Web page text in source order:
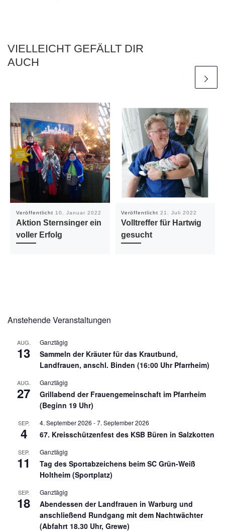
VIELLEICHT GEFÄLLT DIR
AUCH
Veröffentlicht 10. Januar 2022
Aktion Sternsinger ein
voller Erfolg
Veröffentlicht 21. Juli 2022
Volltreffer für Hartwig
gesucht
Anstehende Veranstaltungen
AUG.
13
Ganztägig
Sammeln der Kräuter für das Krautbund,
Landfrauen, anschl. Binden (16:00 Uhr Pfarrheim)
AUG.
27
Ganztägig
Grillabend der Frauengemeinschaft im Pfarrheim
(Beginn 19 Uhr)
SEP.
4
4. September 2026 -7. September 2026
67. Kreisschützenfest des KSB Büren in Salzkotten
SEP.
11
Ganztägig
Tag des Sportabzeichens beim SC Grün-Weiß
Holtheim (Sportplatz)
SEP.
18
Ganztägig
Abendessen der Landfrauen in Warburg und
anschließend Rundgang mit dem Nachtwächter
(Abfahrt 18.30 Uhr, Grewe)